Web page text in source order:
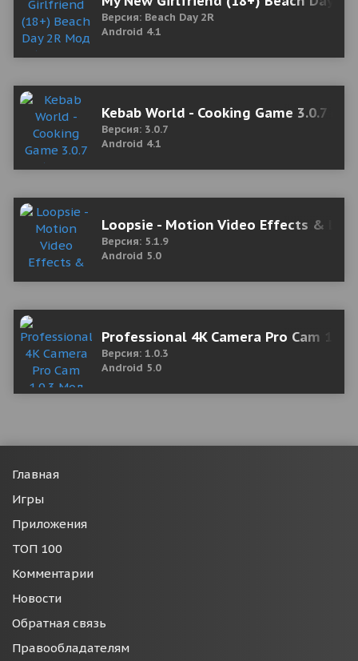
Версия: Beach Day 2R
Android 4.1
Kebab World - Cooking Game 3.0.7
Версия: 3.0.7
Android 4.1
Loopsie - Motion Video Effects &
Версия: 5.1.9
Android 5.0
Professional 4K Camera Pro Cam
Версия: 1.0.3
Android 5.0
Главная
Игры
Приложения
ТОП 100
Комментарии
Новости
Обратная связь
Правообладателям